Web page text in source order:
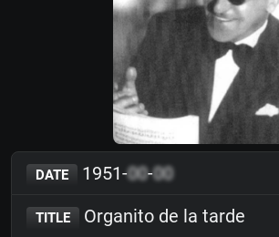
DATE 1951-00-00
TITLE Organito de la tarde